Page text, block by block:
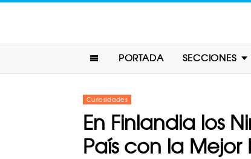
PORTADA SECCIONES
Curiosidades
En Finlandia los
País con la